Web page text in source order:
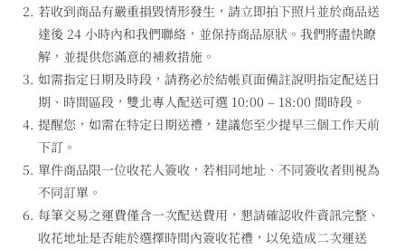
若收到商品有嚴重損毀情形發生，請立即拍下照片並於商品送
達後 24 小時內和我們聯絡，並保持商品原狀。我們將盡快瞭
解，並提供您滿意的補救措施。
如需指定日期及時段，請務必於結帳頁面備註說明指定配送日
期、時間區段，雙北專人配送可選 10:00 – 18:00 間時段。
提醒您，如需在特定日期送禮，建議您至少提早三個工作天前
下訂。
單件商品限一位收花人簽收，若相同地址、不同簽收者則視為
不同訂單。
每筆交易之運費僅含一次配送費用，懇請確認收件資訊完整、
收花地址是否能於選擇時間內簽收花禮，以免造成二次運送